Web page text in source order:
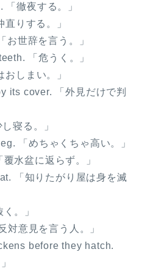
徹夜する。」
りする。」
世辞を言う。」
「危うく。」
しまい。」
its cover. 「外見だけで判
寝る。」
「めちゃくちゃ高い。」
水盆に返らず。」
「知りたがり屋は身を滅
。」
対意見を言う人。」
before they hatch.